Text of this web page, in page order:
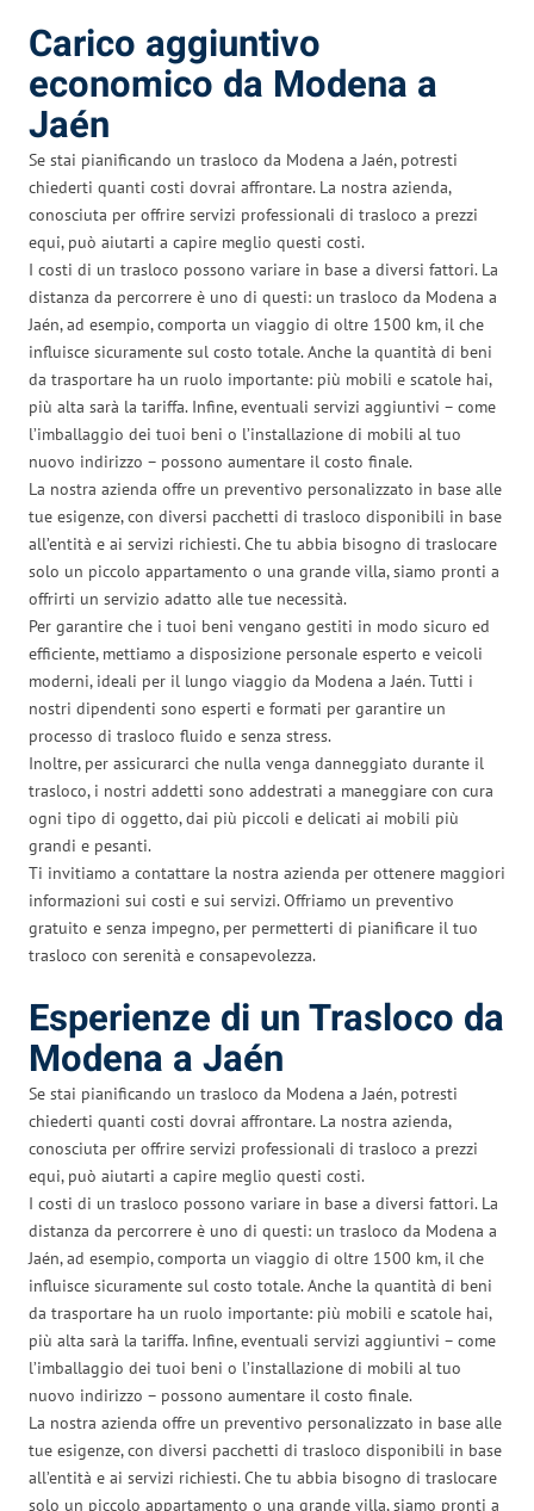
Carico aggiuntivo
economico da Modena a
Jaén
Se stai pianificando un trasloco da Modena a Jaén, potresti
chiederti quanti costi dovrai affrontare. La nostra azienda,
conosciuta per offrire servizi professionali di trasloco a prezzi
equi, può aiutarti a capire meglio questi costi.
I costi di un trasloco possono variare in base a diversi fattori. La
distanza da percorrere è uno di questi: un trasloco da Modena a
Jaén, ad esempio, comporta un viaggio di oltre 1500 km, il che
influisce sicuramente sul costo totale. Anche la quantità di beni
da trasportare ha un ruolo importante: più mobili e scatole hai,
più alta sarà la tariffa. Infine, eventuali servizi aggiuntivi – come
l’imballaggio dei tuoi beni o l’installazione di mobili al tuo
nuovo indirizzo – possono aumentare il costo finale.
La nostra azienda offre un preventivo personalizzato in base alle
tue esigenze, con diversi pacchetti di trasloco disponibili in base
all’entità e ai servizi richiesti. Che tu abbia bisogno di traslocare
solo un piccolo appartamento o una grande villa, siamo pronti a
offrirti un servizio adatto alle tue necessità.
Per garantire che i tuoi beni vengano gestiti in modo sicuro ed
efficiente, mettiamo a disposizione personale esperto e veicoli
moderni, ideali per il lungo viaggio da Modena a Jaén. Tutti i
nostri dipendenti sono esperti e formati per garantire un
processo di trasloco fluido e senza stress.
Inoltre, per assicurarci che nulla venga danneggiato durante il
trasloco, i nostri addetti sono addestrati a maneggiare con cura
ogni tipo di oggetto, dai più piccoli e delicati ai mobili più
grandi e pesanti.
Ti invitiamo a contattare la nostra azienda per ottenere maggiori
informazioni sui costi e sui servizi. Offriamo un preventivo
gratuito e senza impegno, per permetterti di pianificare il tuo
trasloco con serenità e consapevolezza.
Esperienze di un Trasloco da
Modena a Jaén
Se stai pianificando un trasloco da Modena a Jaén, potresti
chiederti quanti costi dovrai affrontare. La nostra azienda,
conosciuta per offrire servizi professionali di trasloco a prezzi
equi, può aiutarti a capire meglio questi costi.
I costi di un trasloco possono variare in base a diversi fattori. La
distanza da percorrere è uno di questi: un trasloco da Modena a
Jaén, ad esempio, comporta un viaggio di oltre 1500 km, il che
influisce sicuramente sul costo totale. Anche la quantità di beni
da trasportare ha un ruolo importante: più mobili e scatole hai,
più alta sarà la tariffa. Infine, eventuali servizi aggiuntivi – come
l’imballaggio dei tuoi beni o l’installazione di mobili al tuo
nuovo indirizzo – possono aumentare il costo finale.
La nostra azienda offre un preventivo personalizzato in base alle
tue esigenze, con diversi pacchetti di trasloco disponibili in base
all’entità e ai servizi richiesti. Che tu abbia bisogno di traslocare
solo un piccolo appartamento o una grande villa, siamo pronti a